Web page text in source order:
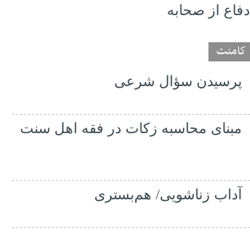
دفاع از صحابه
کامنت
پرسیدن سؤال شرعی
مبنای محاسبه زکات در فقه اهل سنت
آداب زناشویی/ هم‌بستری